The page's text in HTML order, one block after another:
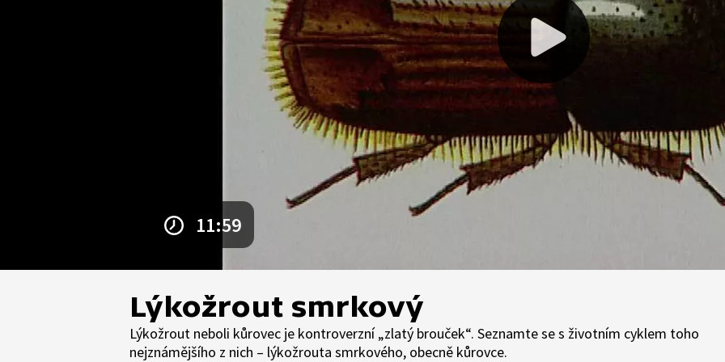
11:59
Lýkožrout smrkový
Lýkožrout neboli kůrovec je kontroverzní „zlatý brouček“. Seznamte se s životním cyklem toho
nejznámějšího z nich – lýkožrouta smrkového, obecně kůrovce.